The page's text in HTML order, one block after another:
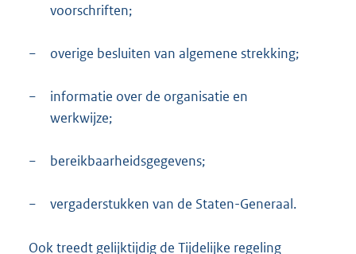
voorschriften;
− overige besluiten van algemene strekking;
−
informatie over de organisatie en
werkwijze;
− bereikbaarheidsgegevens;
− vergaderstukken van de Staten-Generaal.
Ook treedt gelijktijdig de Tijdelijke regeling